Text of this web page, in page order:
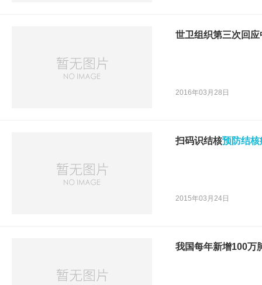
世卫组织第三次回
2016年03月28日
扫码识结核预防结核
2015年03月24日
我国每年新增100万